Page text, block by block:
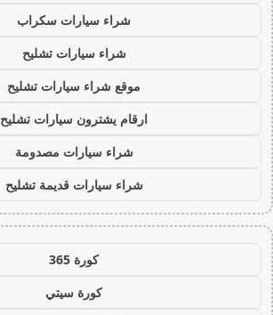
شراء سيارات سكراب
شراء سيارات تشليح
موقع شراء سيارات تشليح
ارقام يشترون سيارات تشليح
شراء سيارات مصدومة
شراء سيارات قديمة تشليح
كورة 365
كورة سيتي